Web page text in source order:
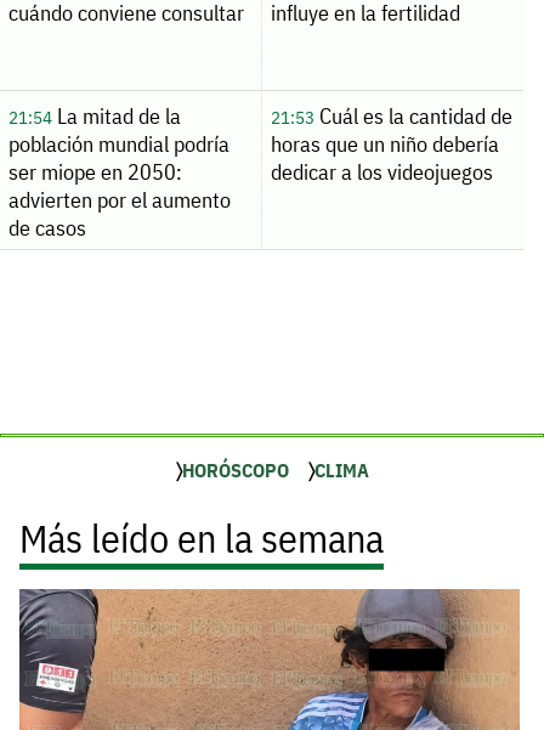
cuándo conviene consultar
influye en la fertilidad
21:54La mitad de la
población mundial podría
ser miope en 2050:
advierten por el aumento
de casos
21:53 Cuál es la cantidad de
horas que un niño debería
dedicar a los videojuegos
HORÓSCOPO CLIMA
Más leído en la semana